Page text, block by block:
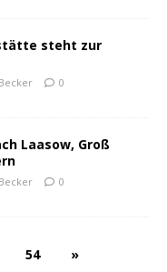
steht zur
0
Laasow, Groß
0
54 »